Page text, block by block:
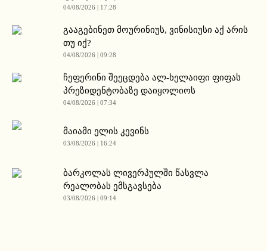
04/08/2026 | 17:28
გააგებინეთ მოურინიუს, ვინისიუსი აქ არის
თუ იქ?
04/08/2026 | 09:28
ჩეფერინი შეეცდება ალ-ხელაიფი ფიფას
პრეზიდენტობაზე დაიყოლიოს
04/08/2026 | 07:34
მაიამი ელის კევინს
03/08/2026 | 16:24
ბარკოლას ლივერპულში წასვლა
რეალობას ემსგავსება
03/08/2026 | 09:14